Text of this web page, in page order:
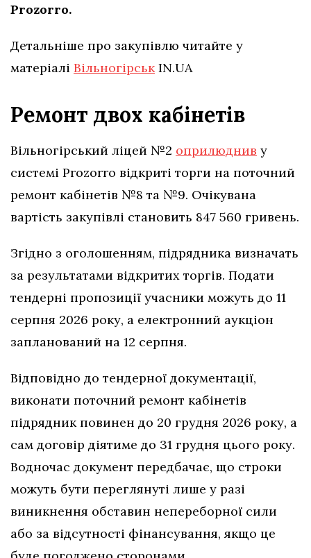
Prozorro.
Детальніше про закупівлю читайте у
матеріалі ВільногірськIN.UA
Ремонт двох кабінетів
Вільногірський ліцей №2 оприлюднив у
системі Prozorro відкриті торги на поточний
ремонт кабінетів №8 та №9. Очікувана
вартість закупівлі становить 847 560 гривень.
Згідно з оголошенням, підрядника визначать
за результатами відкритих торгів. Подати
тендерні пропозиції учасники можуть до 11
серпня 2026 року, а електронний аукціон
запланований на 12 серпня.
Відповідно до тендерної документації,
виконати поточний ремонт кабінетів
підрядник повинен до 20 грудня 2026 року, а
сам договір діятиме до 31 грудня цього року.
Водночас документ передбачає, що строки
можуть бути переглянуті лише у разі
виникнення обставин непереборної сили
або за відсутності фінансування, якщо це